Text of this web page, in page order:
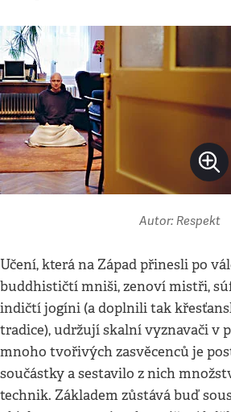
Autor: Respekt
Učení, která na Západ přinesli po
buddhističtí mniši, zenoví mistři,
indičtí jogíni (a doplnili tak
tradice), udržují skalní vyznavači v
mnoho tvořivých zasvěcenců je
součástky a sestavilo z nich
technik. Základem zůstává buď